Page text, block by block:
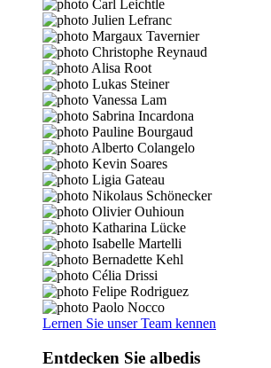
Lernen Sie unser Team kennen
Entdecken Sie albedis